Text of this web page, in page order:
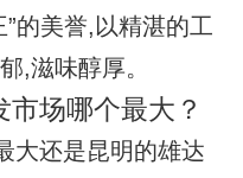
的美誉,以精湛的工
,滋味醇厚。
场哪个最大？
大还是昆明的雄达